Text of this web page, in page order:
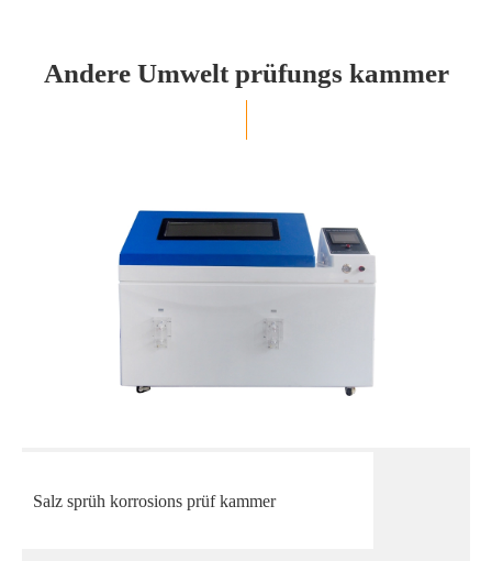
Andere Umwelt prüfungs kammer
Salz sprüh korrosions prüf kammer